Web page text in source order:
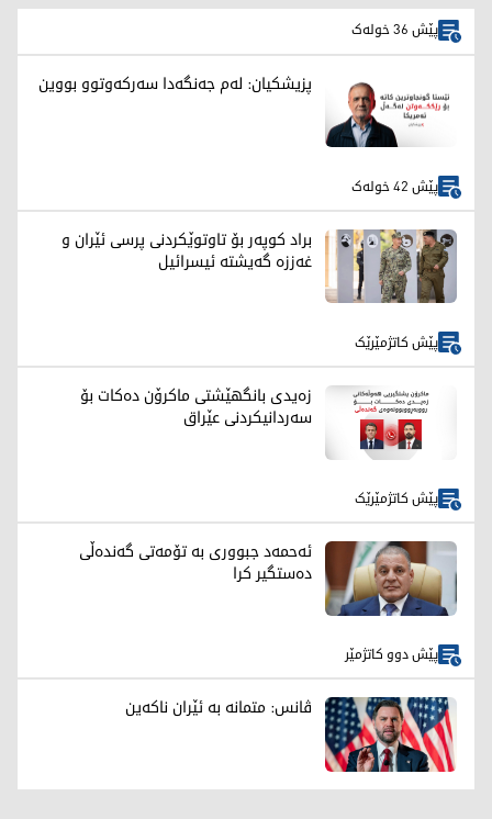
پێش 36 خولەک
پزیشکیان: لەم جەنگەدا سەرکەوتوو بووین
پێش 42 خولەک
براد کوپەر بۆ تاوتوێکردنی پرسی ئێران و
غەززە گەیشتە ئیسرائیل
پێش کاتژمێرێک
زەیدی بانگهێشتی ماکرۆن دەکات بۆ
سەردانیکردنی عێراق
پێش کاتژمێرێک
ئەحمەد جبووری بە تۆمەتی گەندەڵی
دەستگیر کرا
پێش دوو کاتژمێر
ڤانس: متمانە بە ئێران ناکەین